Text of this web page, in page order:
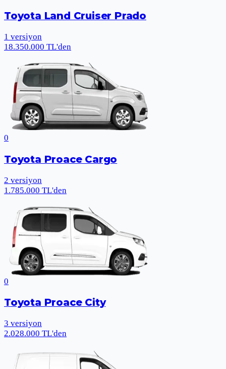
Toyota Land Cruiser Prado
1 versiyon
18.350.000 TL'den
0
Toyota Proace Cargo
2 versiyon
1.785.000 TL'den
0
Toyota Proace City
3 versiyon
2.028.000 TL'den